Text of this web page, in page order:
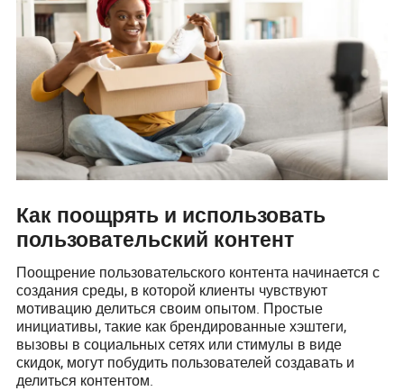
Как поощрять и использовать
пользовательский контент
Поощрение пользовательского контента начинается с
создания среды, в которой клиенты чувствуют
мотивацию делиться своим опытом. Простые
инициативы, такие как брендированные хэштеги,
вызовы в социальных сетях или стимулы в виде
скидок, могут побудить пользователей создавать и
делиться контентом.